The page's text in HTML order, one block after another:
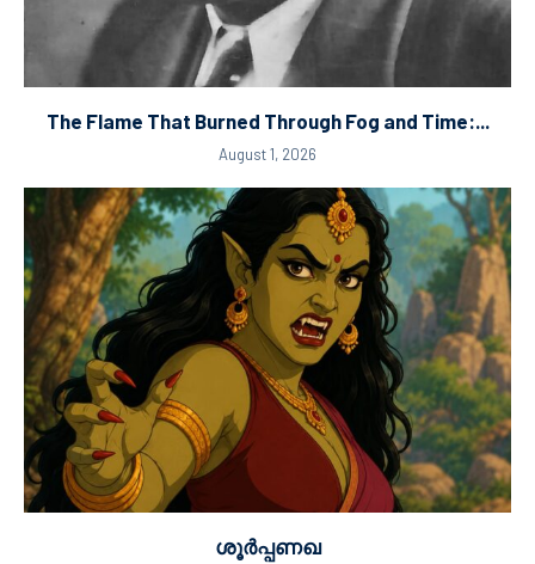
The Flame That Burned Through Fog and Time:...
August 1, 2026
ശൂർപ്പണഖ